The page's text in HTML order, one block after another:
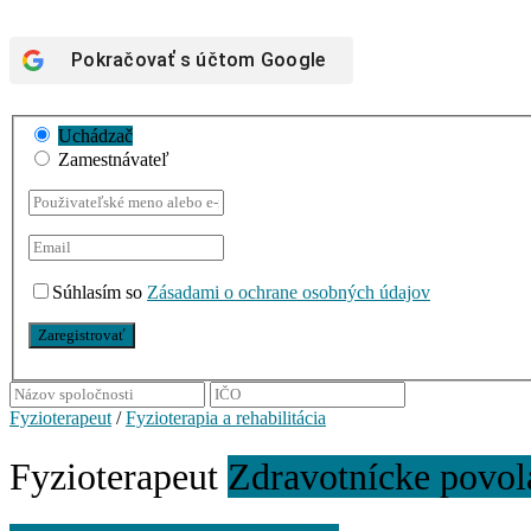
Pokračovať s účtom Google
Uchádzač
Zamestnávateľ
Súhlasím so Zásadami o ochrane osobných údajov
Fyzioterapeut /Fyzioterapia a rehabilitácia
Fyzioterapeut Zdravotnícke